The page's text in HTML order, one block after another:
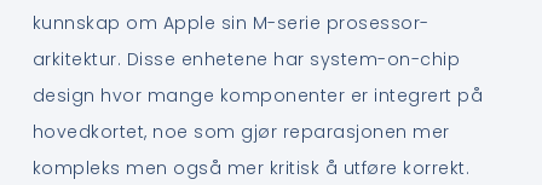
kunnskap om Apple sin M-serie prosessor-
arkitektur. Disse enhetene har system-on-chip
design hvor mange komponenter er integrert på
hovedkortet, noe som gjør reparasjonen mer
kompleks men også mer kritisk å utføre korrekt.